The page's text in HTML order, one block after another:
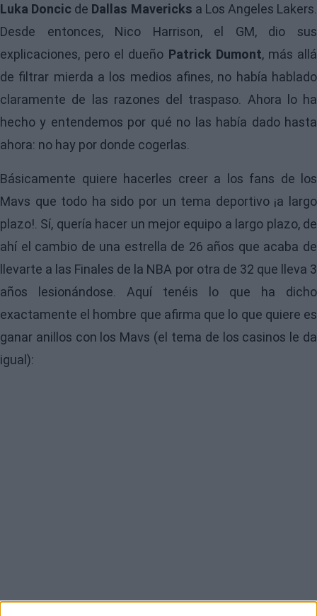
Luka Doncic de Dallas Mavericks a Los Angeles Lakers.
Desde entonces, Nico Harrison, el GM, dio sus
explicaciones, pero el dueño Patrick Dumont, más allá
de filtrar mierda a los medios afines, no había hablado
claramente de las razones del traspaso. Ahora lo ha
hecho y entendemos por qué no las había dado hasta
ahora: no hay por donde cogerlas.
Básicamente quiere hacerles creer a los fans de los
Mavs que todo ha sido por un tema deportivo ¡a largo
plazo!. Sí, quería hacer un mejor equipo a largo plazo, de
ahí el cambio de una estrella de 26 años que acaba de
llevarte a las Finales de la NBA por otra de 32 que lleva 3
años lesionándose. Aquí tenéis lo que ha dicho
exactamente el hombre que afirma que lo que quiere es
ganar anillos con los Mavs (el tema de los casinos le da
igual):